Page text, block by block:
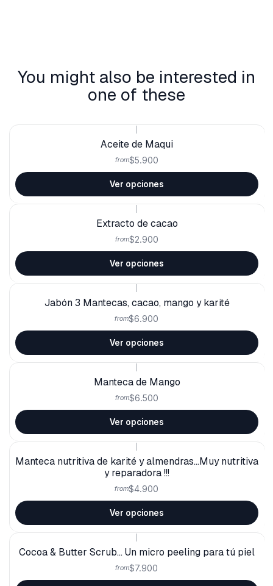
You might also be interested in
one of these
Aceite de Maqui
from$5.900
Ver opciones
Extracto de cacao
from$2.900
Ver opciones
Jabón 3 Mantecas, cacao, mango y karité
from$6.900
Ver opciones
Manteca de Mango
from$6.500
Ver opciones
Manteca nutritiva de karité y almendras...Muy nutritiva
y reparadora !!!
from$4.900
Ver opciones
Cocoa & Butter Scrub... Un micro peeling para tú piel
from$7.900